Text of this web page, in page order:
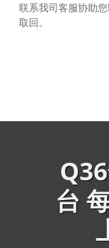
联系我司客服协助
取回。
台